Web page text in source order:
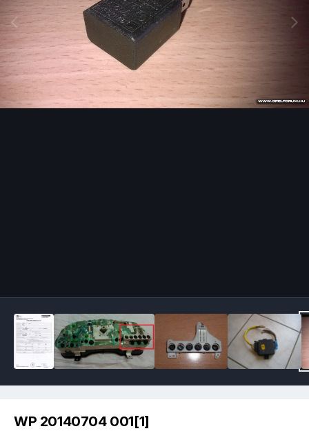
WP 20140704 001[1]